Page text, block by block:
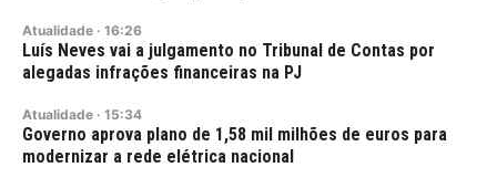
Atualidade · 16:26
Luís Neves vai a julgamento no Tribunal de Contas por
alegadas infrações financeiras na PJ
Atualidade · 15:34
Governo aprova plano de 1,58 mil milhões de euros para
modernizar a rede elétrica nacional